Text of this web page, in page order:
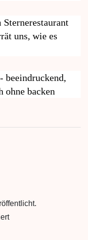
uns, wie es
beeindruckend,
ohne backen